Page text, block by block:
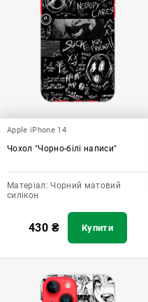
Apple iPhone 14
Чохол "Чорно-білі написи"
Матеріал: Чорний матовий
силікон
430 ₴ Купити